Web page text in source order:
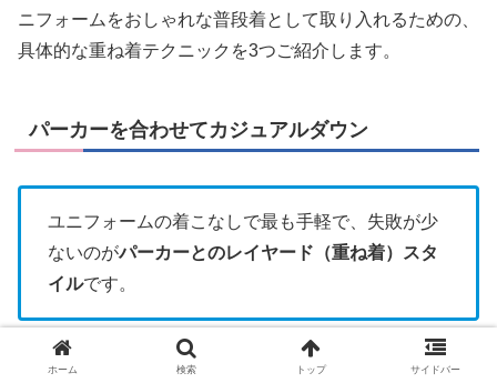
ニフォームをおしゃれな普段着として取り入れるための、
具体的な重ね着テクニックを3つご紹介します。
パーカーを合わせてカジュアルダウン
ユニフォームの着こなしで最も手軽で、失敗が少
ないのがパーカーとのレイヤード（重ね着）スタ
イルです。
ユニフォームの下にパーカーを着て、フードを外に出すだ
ホーム 検索 トップ サイドバー